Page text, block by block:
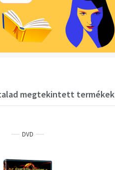
megtekintett termékek
DVD